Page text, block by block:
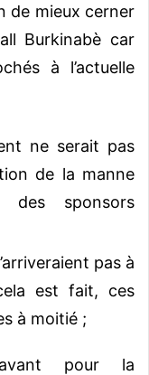
de mieux cerner
Burkinabè car
à l’actuelle
ne serait pas
de la manne
des sponsors
pas à
est fait, ces
à moitié ;
pour la